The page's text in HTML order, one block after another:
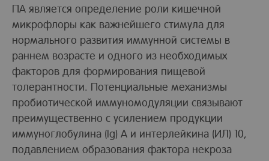
ПА является определение роли кишечной
микрофлоры как важнейшего стимула для
нормального развития иммунной системы в
раннем возрасте и одного из необходимых
факторов для формирования пищевой
толерантности. Потенциальные механизмы
пробиотической иммуномодуляции связывают
преимущественно с усилением продукции
иммуноглобулина (Ig) A и интерлейкина (ИЛ) 10,
подавлением образования фактора некроза